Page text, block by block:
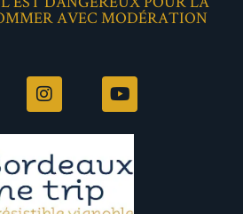
AVEC MODÉRATION